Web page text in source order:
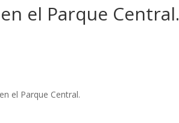
el Parque Central.
el Parque Central.